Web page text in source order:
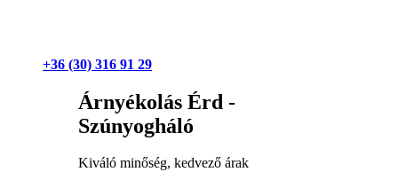
+36 (30) 316 91 29
Árnyékolás Érd -
Szúnyogháló
Kiváló minőség, kedvező árak